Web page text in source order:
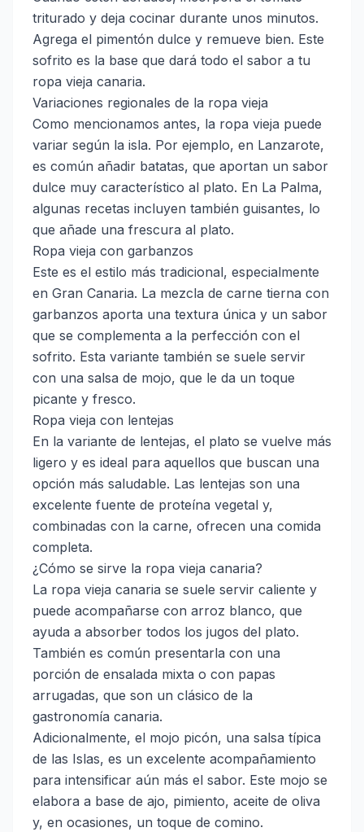
triturado y deja cocinar durante unos minutos.
Agrega el pimentón dulce y remueve bien. Este
sofrito es la base que dará todo el sabor a tu
ropa vieja canaria.
Variaciones regionales de la ropa vieja
Como mencionamos antes, la ropa vieja puede
variar según la isla. Por ejemplo, en Lanzarote,
es común añadir batatas, que aportan un sabor
dulce muy característico al plato. En La Palma,
algunas recetas incluyen también guisantes, lo
que añade una frescura al plato.
Ropa vieja con garbanzos
Este es el estilo más tradicional, especialmente
en Gran Canaria. La mezcla de carne tierna con
garbanzos aporta una textura única y un sabor
que se complementa a la perfección con el
sofrito. Esta variante también se suele servir
con una salsa de mojo, que le da un toque
picante y fresco.
Ropa vieja con lentejas
En la variante de lentejas, el plato se vuelve más
ligero y es ideal para aquellos que buscan una
opción más saludable. Las lentejas son una
excelente fuente de proteína vegetal y,
combinadas con la carne, ofrecen una comida
completa.
¿Cómo se sirve la ropa vieja canaria?
La ropa vieja canaria se suele servir caliente y
puede acompañarse con arroz blanco, que
ayuda a absorber todos los jugos del plato.
También es común presentarla con una
porción de ensalada mixta o con papas
arrugadas, que son un clásico de la
gastronomía canaria.
Adicionalmente, el mojo picón, una salsa típica
de las Islas, es un excelente acompañamiento
para intensificar aún más el sabor. Este mojo se
elabora a base de ajo, pimiento, aceite de oliva
y, en ocasiones, un toque de comino.